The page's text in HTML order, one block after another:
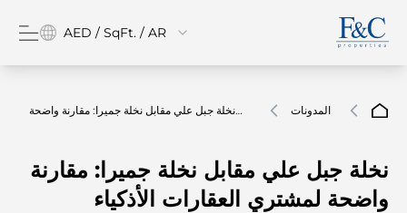
AED / SqFt. / AR
المدونات
نخلة جبل علي مقابل نخلة جميرا: مقارنة واضحة
نخلة جبل علي مقابل نخلة جميرا: مقارنة
واضحة لمشتري العقارات الأذكياء